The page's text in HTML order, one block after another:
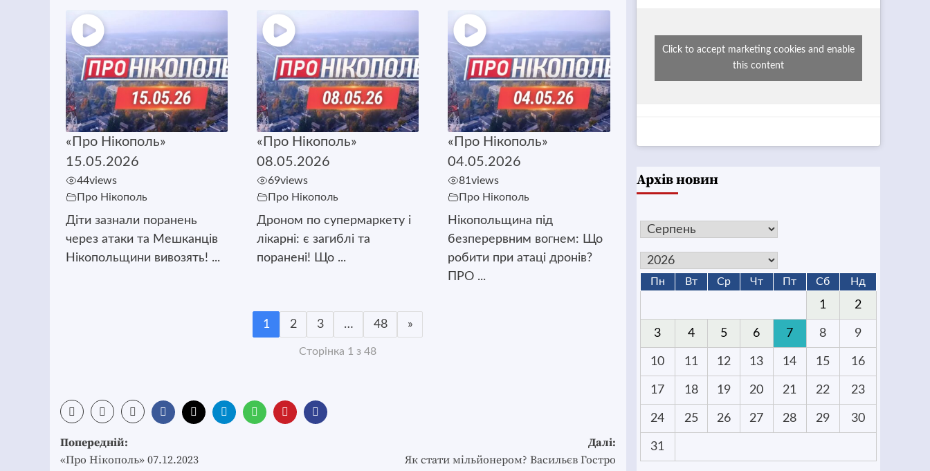
«Про Нікополь»
15.05.2026
44views
Про Нікополь
Діти зазнали поранень
через атаки та Мешканців
Нікопольщини вивозять! ...
«Про Нікополь»
08.05.2026
69views
Про Нікополь
Дроном по супермаркету і
лікарні: є загиблі та
поранені! Що ...
«Про Нікополь»
04.05.2026
81views
Про Нікополь
Нікопольщина під
безперервним вогнем: Що
робити при атаці дронів?
ПРО ...
1 2 3 … 48 »
Сторінка 1 з 48
Post
navigation
Попередній:
«Про Нікополь» 07.12.2023
Далі:
Як стати мільйонером? Васильєв Гостро
Click to accept marketing cookies and enable
this content
Архів новин
Пн Вт Ср Чт Пт Сб Нд
1 2
3 4 5 6 7 8 9
10 11 12 13 14 15 16
17 18 19 20 21 22 23
24 25 26 27 28 29 30
31